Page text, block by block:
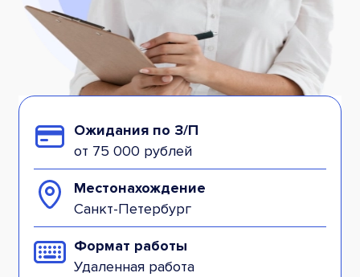
Ожидания по З/П
от 75 000 рублей
Местонахождение
Санкт-Петербург
Формат работы
Удаленная работа